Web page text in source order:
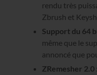
rendu très
Zbrush et
Support du 64
même que le
annoncé que
ZRemesher 2.0